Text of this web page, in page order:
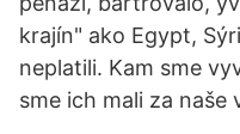
krajín" ako Egypt,
neplatili. Kam sme
sme ich mali za